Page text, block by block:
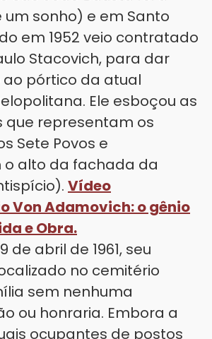
sonho) e em Santo
em 1952 veio contratado
Stacovich, para dar
pórtico da atual
Ele esboçou as
que representam os
Sete Povos e
alto da fachada da
Vídeo
Von Adamovich: o gênio
e Obra.
de abril de 1961, seu
no cemitério
sem nenhuma
ou honraria. Embora a
ocupantes de postos